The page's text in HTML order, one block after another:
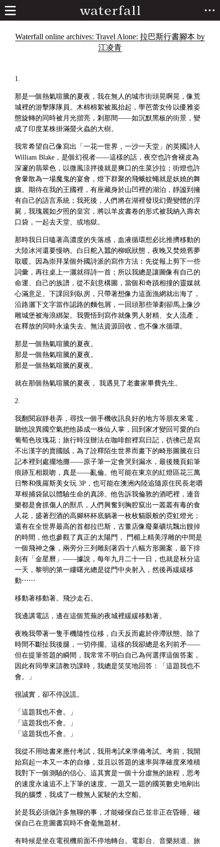
Waterfall online archives: Travel Alone: 拉巴斯行書腳本 by
江凌青
1.
那是一個熱氣喧騰的夏夜，我在無人的城市街頭晃啊晃，像荒
城裡的游擊隊隊員。木棉棉絮被風抬起，學芭蕾女伶以優雅姿
態旋轉的同時被月光揩亮，剎那間——如沉默黑板的街景，變
成了印度某株掛滿螢火蟲的大樹。
我常希望自己像寫出「一花一世界，一沙一天堂」的英國詩人
William Blake，是個幻視者——這樣的話，夜空也許會褪皮為
深邃的翡翠色，以微風涼拌後就是爽口的生菜沙拉；街燈也許
會暈散為一場魔鬼的宴會，燈下群聚的飛蛾蚊蠅就是妖嬈的舞
孃。期待在我的王國裡，有座藏身於山凹裡的湖泊，靜謐到擁
有自己的語言系統；我死後，人們將在湖裡發現幻覺變體的浮
屍，我瑰麗如夕照的皇宮，將以羊皮書卷的形式被我納入壽衣
口袋，一起去天堂、或地獄。
那時我日日嗑著高濃度的失落感，血液循環想必比推擠移動的
大陸冰河還要慢吶。白日舵入蠶的柳眠狀態，夜晚又焚燒舊夢
取暖。因為崇拜某個外國詩派的寫作方法︰先從報上剪下一些
詞彙，再往桌上一灑就得詩一首；所以我總是讓圖像有自己的
命運、自己的族譜，從不刻意構圖，當個和奇蹟相撞的靈媒就
心滿意足。下課回到臥房，只帶著想像力這面漁網就出海了，
沿路灑下文字當作認路的麵包屑，一回頭那些筆劃卻馬上像沙
雕城堡被海浪綁架。我覺悟到寫作就像男人射精、女人流產，
在釋放的同時永遠失去。無法資源回收，也不像水循環。
那是一個熱氣喧騰的夏夜。
那是一個熱氣喧騰的夏夜。
那是一個熱氣喧騰的夏夜。
就在那個熱氣喧騰的夏夜， 我遇見了老畫家畢費先生。
2.
我翻閱寂靜巷弄，尋找一個手機收訊良好的地方等朋友來電，
聽他說異國空氣把他舔成一株仙人掌，回到家才變回可愛的白
葡萄色玫瑰花；旅行時沒辦法在咖啡館裡寫日記，彷彿已是寫
不出漢字的賣國賊，為了詮釋陌生世界而畫下的畸形圖騰在日
記本裡到處擺地攤——原子筆一定會哭到漏水，最後幾頁鉛筆
痕跡互相親吻，真是——亂倫。他可能在東京的紅燈區花三萬
日幣和俄羅斯美女玩 3P，也可能在澳洲內陸追隨原住民長老嚼
草根捕袋鼠以體驗生命的真諦。他告訴我倫敦的酒吧裡，連音
樂都是會抓傷人的獸爪，人們興奮到胸腔竄出一叢叢有毒的食
人花，盛著烈酒的高腳杯杯底躺著一枚枚貓眼般的霓虹燈光；
還有在全世界最高的首都拉巴斯，古董店像廢棄礦坑飄出餿掉
的時間，他也參觀了真正的太陽門， 門楣上精美浮雕的中間是
一個飛神之像，兩旁分三列雕刻著四十八幅方形圖案，最下排
刻有「金星曆」——據說，每年九月二十一日，也就是秋分這
一天，黎明的第一縷曙光總是從門中央射入，然後再緩緩移
動⋯⋯
移動著移動著。飛沙走石。
我邊講電話，邊在這個荒蕪的夜城裡緩緩移動著。
夜晚我帶著一隻手機隨性位移，白天反而處於停滯狀態。除了
時間不斷扯我後腿，一切停擺。這樣的我卻總是名列前矛——
但在提筆答題的瞬間，我常常不明白自己為何選擇這個答案，
因此有同學來請教功課時，我總是笑笑地回答：「這題我也不
會。」
很誠實，卻不停說謊。
「這題我也不會。」
「這題我也不會。」
「這題我也不會。」
我從不用唸書來應付考試，我用考試來準備考試。考前，我開
始寫起一本又一本的自修，並且以答題的速率與準確度來堆積
我對下一個測驗的信心。這其實是一個十分虛無的旅程，思考
的速度永遠追不上下筆的速度。一題又一題的國英數史地剜出
我的腦漿，我成了一艘無人駕駛的太空船。
於是我必須做許多無聊的事，才能確保自己並非正在昏睡、確
保自己在意圖書寫時不會毫無題材。
有時候是坐在電視機前面不停地轉台。電影台、音樂頻道、旅